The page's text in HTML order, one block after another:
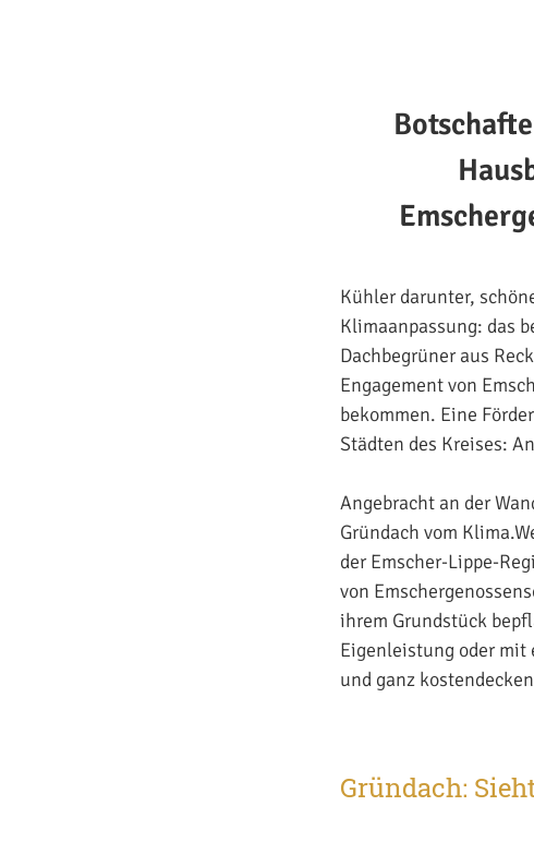
Kühler darunter,
Klimaanpassung: das
Dachbegrüner aus
Engagement von
bekommen. Eine
Städten des Kreises:
Angebracht an der
Gründach vom
der Emscher-Lippe-
von
ihrem Grundstück
Eigenleistung oder mit
und ganz
Gründach: